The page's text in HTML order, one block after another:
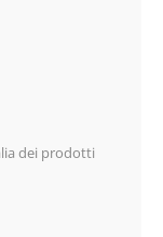
dei prodotti